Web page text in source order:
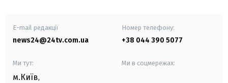
E-mail редакції
news24@24tv.com.ua
Номер телефону:
+38 044 390 5077
Ми тут:
м.Київ,
Ми в соцмережах: